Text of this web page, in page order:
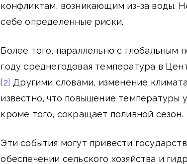
конфликтам, возникающим из-за воды.
себе определенные риски.
Более того, параллельно с глобальным
году среднегодовая температура в
[2] Другими словами, изменение
известно, что повышение температуры
кроме того, сокращает поливной сезон.
Эти события могут привести
обеспечении сельского хозяйства и